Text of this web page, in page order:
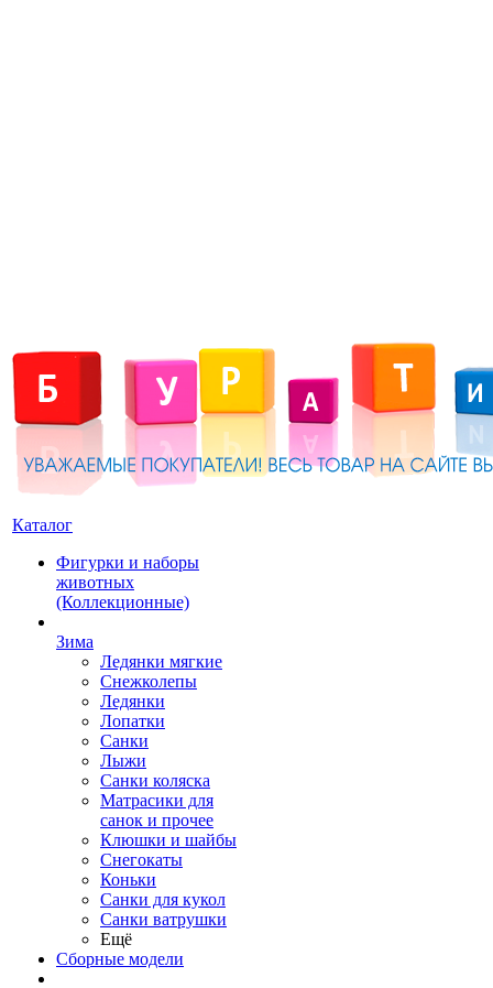
Каталог
Фигурки и наборы
животных
(Коллекционные)
Зима
Ледянки мягкие
Снежколепы
Ледянки
Лопатки
Санки
Лыжи
Санки коляска
Матрасики для
санок и прочее
Клюшки и шайбы
Снегокаты
Коньки
Санки для кукол
Санки ватрушки
Ещё
Сборные модели